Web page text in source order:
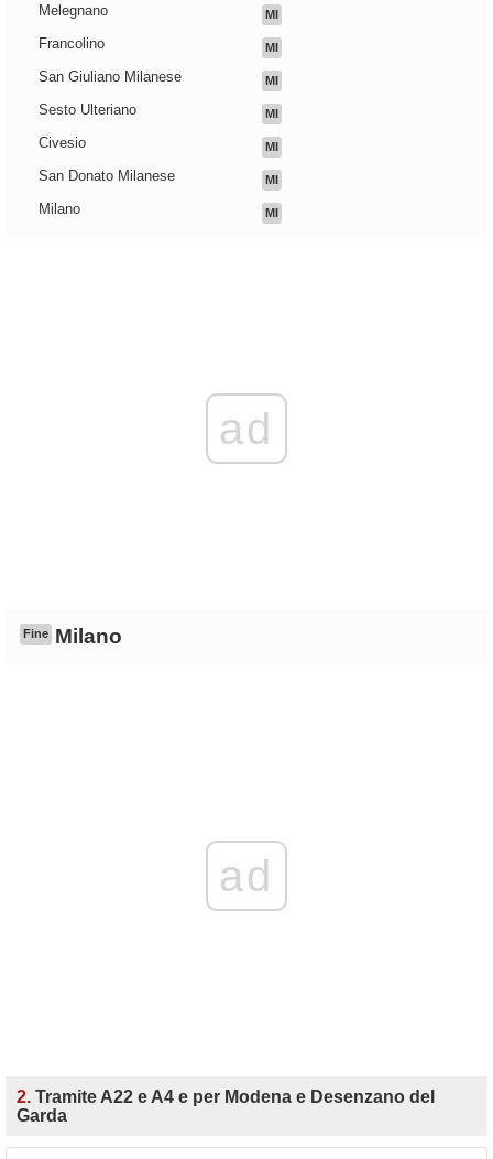
Melegnano MI
Francolino MI
San Giuliano Milanese MI
Sesto Ulteriano MI
Civesio MI
San Donato Milanese MI
Milano MI
ad
Fine Milano
ad
2. Tramite A22 e A4 e per Modena e Desenzano del
Garda